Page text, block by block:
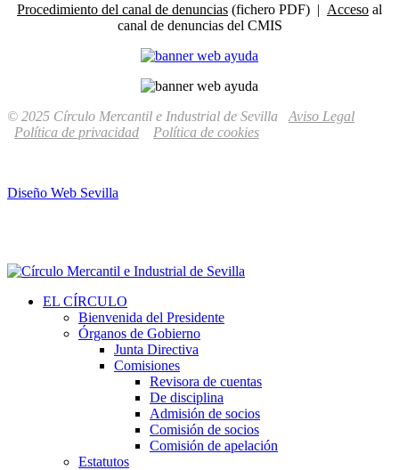
Procedimiento del canal de denuncias (fichero PDF) | Acceso al
canal de denuncias del CMIS
© 2025 Círculo Mercantil e Industrial de Sevilla Aviso Legal
Política de privacidad
Política de cookies
Diseño Web Sevilla
EL CÍRCULO
Bienvenida del Presidente
Órganos de Gobierno
Junta Directiva
Comisiones
Revisora de cuentas
De disciplina
Admisión de socios
Comisión de socios
Comisión de apelación
Estatutos